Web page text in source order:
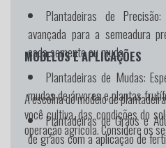
Plantadeiras de Precisão:
avançada para a semeadura
cada semente ou muda.
Plantadeiras de Mudas:
mudas de árvores e plantas
Plantadeiras de Grãos e
de grãos com a aplicação de
MODELOS E APLICAÇÕES
A escolha do modelo de
você cultiva, das condições do
operação agrícola. Considere os